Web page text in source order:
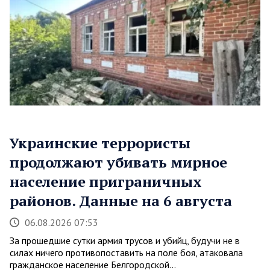
Украинские террористы
продолжают убивать мирное
население приграничных
районов. Данные на 6 августа
06.08.2026 07:53
За прошедшие сутки армия трусов и убийц, будучи не в
силах ничего противопоставить на поле боя, атаковала
гражданское население Белгородской…